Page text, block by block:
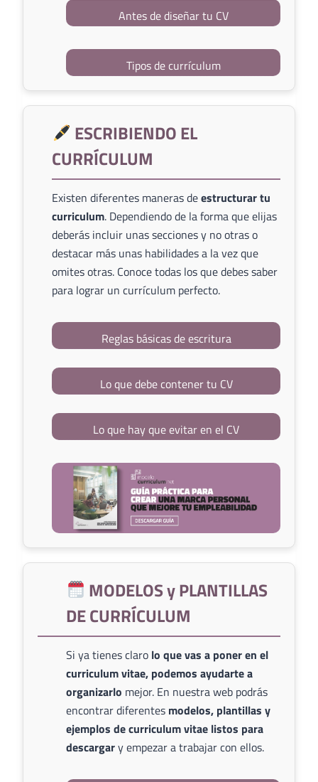
Antes de diseñar tu CV
Tipos de currículum
ESCRIBIENDO EL
CURRÍCULUM
Existen diferentes maneras deestructurar tu
curriculum. Dependiendo de la forma que elijas
deberás incluir unas secciones y no otras o
destacar más unas habilidades a la vez que
omites otras. Conoce todas los que debes saber
para lograr un currículum perfecto.
Reglas básicas de escritura
Lo que debe contener tu CV
Lo que hay que evitar en el CV
MODELOS y PLANTILLAS
DE CURRÍCULUM
Si ya tienes claro lo que vas a poner en el
curriculum vitae, podemos ayudarte a
organizarlo mejor. En nuestra web podrás
encontrar diferentes modelos, plantillas y
ejemplos de curriculum vitae listos para
descargary empezar a trabajar con ellos.